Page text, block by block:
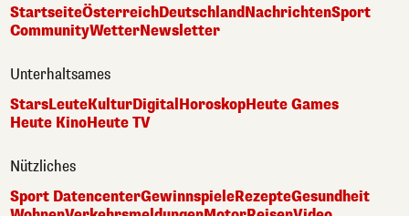
StartseiteÖsterreichDeutschlandNachrichtenSport
CommunityWetterNewsletter
Unterhaltsames
StarsLeuteKulturDigital HoroskopHeute Games
Heute KinoHeute TV
Nützliches
Sport DatencenterGewinnspieleRezepteGesundheit